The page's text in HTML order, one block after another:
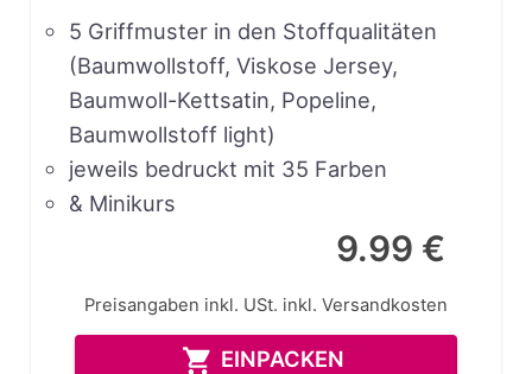
5 Griffmuster in den Stoffqualitäten
(Baumwollstoff, Viskose Jersey,
Baumwoll-Kettsatin, Popeline,
Baumwollstoff light)
jeweils bedruckt mit 35 Farben
& Minikurs
9.99 €
Preisangaben inkl. USt. inkl. Versandkosten
EINPACKEN